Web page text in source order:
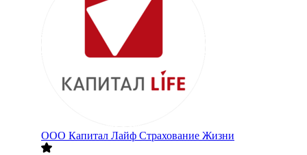
ООО Капитал Лайф Страхование Жизни